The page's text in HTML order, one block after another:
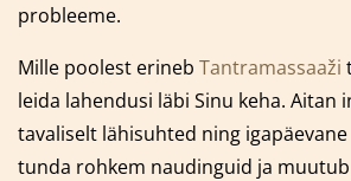
probleeme.
Mille poolest erineb Tantramassaaži
leida lahendusi läbi Sinu keha.
tavaliselt lähisuhted ning
tunda rohkem naudinguid ja